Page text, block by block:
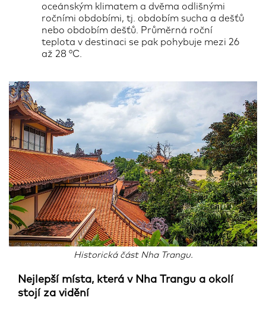
oceánským klimatem a dvěma odlišnými
ročními obdobími, tj. obdobím sucha a dešťů
nebo obdobím dešťů. Průměrná roční
teplota v destinaci se pak pohybuje mezi 26
až 28 °C.
Historická část Nha Trangu.
Nejlepší místa, která v Nha Trangu a okolí
stojí za vidění